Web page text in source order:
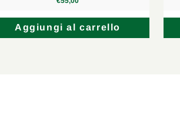
Aggiungi al carrello